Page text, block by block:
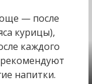
— после
курицы),
каждого
напитки.